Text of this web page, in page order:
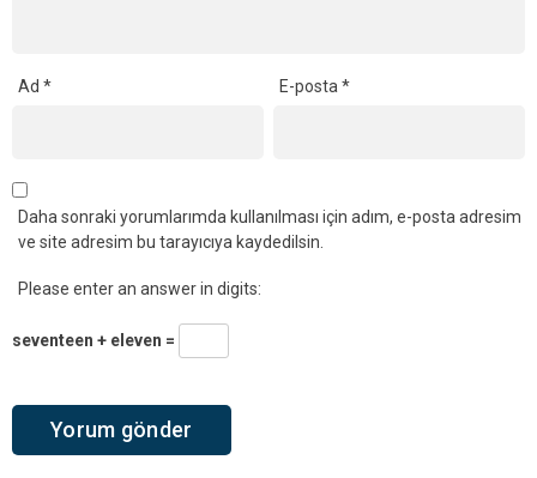
Ad * E-posta*
Daha sonraki yorumlarımda kullanılması için adım, e-posta adresim
ve site adresim bu tarayıcıya kaydedilsin.
Please enter an answer in digits:
seventeen + eleven =